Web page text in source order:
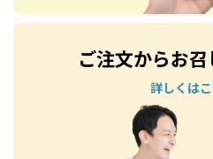
ご注文からお
詳しくは